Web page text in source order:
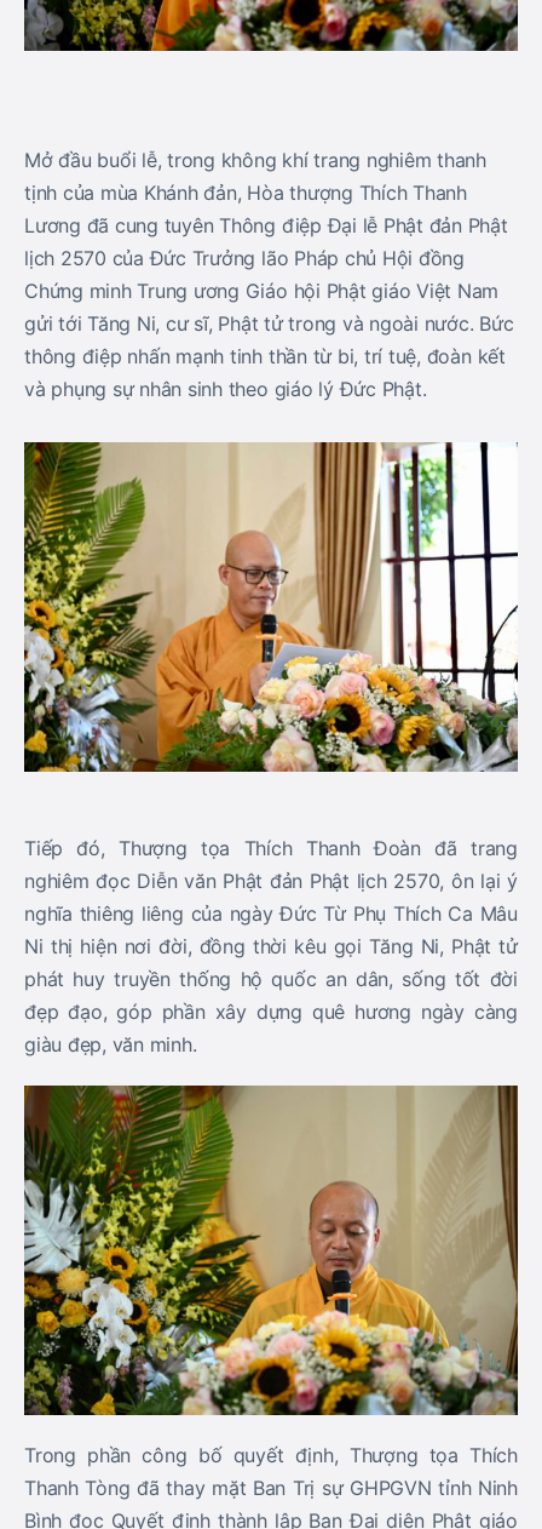
Mở đầu buổi lễ, trong không khí trang nghiêm thanh
tịnh của mùa Khánh đản, Hòa thượng Thích Thanh
Lương đã cung tuyên Thông điệp Đại lễ Phật đản Phật
lịch 2570 của Đức Trưởng lão Pháp chủ Hội đồng
Chứng minh Trung ương Giáo hội Phật giáo Việt Nam
gửi tới Tăng Ni, cư sĩ, Phật tử trong và ngoài nước. Bức
thông điệp nhấn mạnh tinh thần từ bi, trí tuệ, đoàn kết
và phụng sự nhân sinh theo giáo lý Đức Phật.
Tiếp đó, Thượng tọa Thích Thanh Đoàn đã trang
nghiêm đọc Diễn văn Phật đản Phật lịch 2570, ôn lại ý
nghĩa thiêng liêng của ngày Đức Từ Phụ Thích Ca Mâu
Ni thị hiện nơi đời, đồng thời kêu gọi Tăng Ni, Phật tử
phát huy truyền thống hộ quốc an dân, sống tốt đời
đẹp đạo, góp phần xây dựng quê hương ngày càng
giàu đẹp, văn minh.
Trong phần công bố quyết định, Thượng tọa Thích
Thanh Tòng đã thay mặt Ban Trị sự GHPGVN tỉnh Ninh
Bình đọc Quyết định thành lập Ban Đại diện Phật giáo